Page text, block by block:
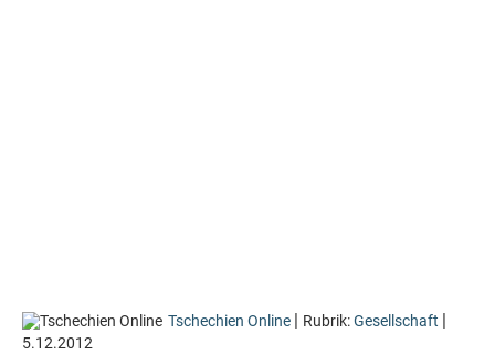
Tschechien Online | Rubrik:Gesellschaft |
5.12.2012